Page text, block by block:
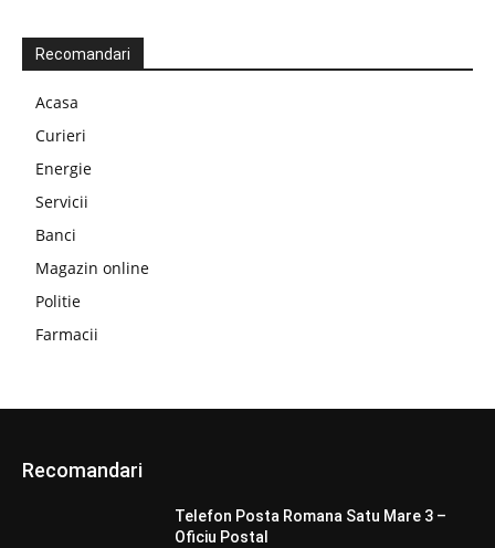
Recomandari
Acasa
Curieri
Energie
Servicii
Banci
Magazin online
Politie
Farmacii
Recomandari
Telefon Posta Romana Satu Mare 3 –
Oficiu Postal